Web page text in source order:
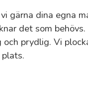
gärna dina egna
det som
prydlig. Vi